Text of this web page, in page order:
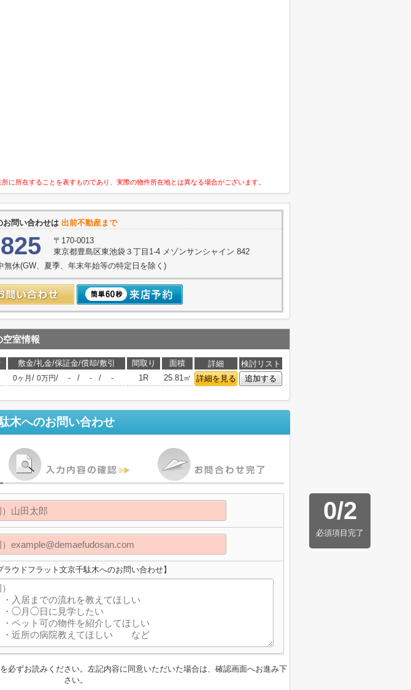
に所在することを表すものであり、実際の物件所在地とは異なる場合がございます。
お問い合わせは 出前不動産まで
〒170-0013
東京都豊島区東池袋３丁目1-4 メゾンサンシャイン 842
休(GW、夏季、年末年始等の特定日を除く)
空室情報
敷金/礼金/保証金/償却/敷引 間取り 面積 詳細
検討リスト
0ヶ月 / 0万円/ - / - / - 1R 25.81㎡ 詳細を見る 追加する
木へのお問い合わせ
0/2
必須項目完了
ラウドフラット文京千駄木へのお問い合わせ】
を必ずお読みください。左記内容に同意いただいた場合は、確認画面へお進み下
さい。